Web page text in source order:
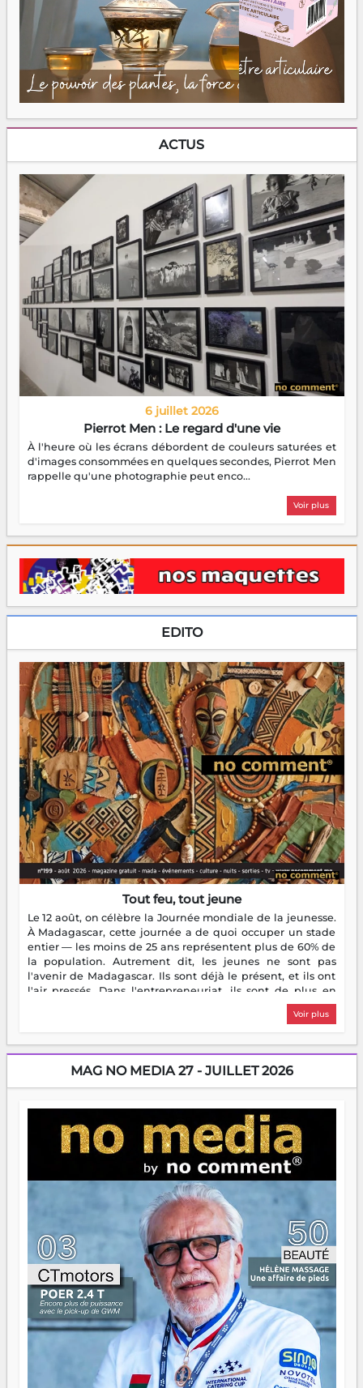
ACTUS
6 juillet 2026
Pierrot Men : Le regard d'une vie
À l'heure où les écrans débordent de couleurs saturées et
d'images consommées en quelques secondes, Pierrot Men
rappelle qu'une photographie peut enco...
Voir plus
EDITO
Tout feu, tout jeune
Le 12 août, on célèbre la Journée mondiale de la jeunesse.
À Madagascar, cette journée a de quoi occuper un stade
entier — les moins de 25 ans représentent plus de 60% de
la population. Autrement dit, les jeunes ne sont pas
l'avenir de Madagascar. Ils sont déjà le présent, et ils ont
l'air pressés. Dans l'entrepreneuriat, ils sont de plus en
plus nombreux à se lancer, à créer, à risquer — souvent
sans filet, souvent sans aide, mais toujours avec cette
dorment vraiment la nuit. En culture, les nouvelles sont
encore meilleures. Aina Rasamoelina vient de décrocher le
Prix RFI Instrumental Afrique. Miangaly Elia rafle le Prix
jeunes qui tiennent la torche. Alors oui, on pourrait
s'arrêter là, applaudir et rentrer chez soi satisfait. Mais ce
serait passer à côté d'une chose essentielle. La fougue, ça
brûle fort — et parfois, ça brûle vite. Une flamme sans
direction peut éclairer autant qu'elle peut consumer. C'est
là que les aînés entrent en scène — pas pour reprendre le
gouvernail, mais pour montrer où sont les récifs. Les jeunes
ont la force, les vieux ont l'expérience, comme on dit. Ce
n'est pas un combat de générations — c'est une question
d'équipage. Partagez vos réussites, mais aussi vos échecs.
Surtout vos échecs, d'ailleurs — ils enseignent mieux que
n'importe quel manuel. À Madagascar, la barque avance.
Il faut juste s'assurer que tout le monde rame dans le
même sens.
Voir plus
MAG NO MEDIA 27 - JUILLET 2026